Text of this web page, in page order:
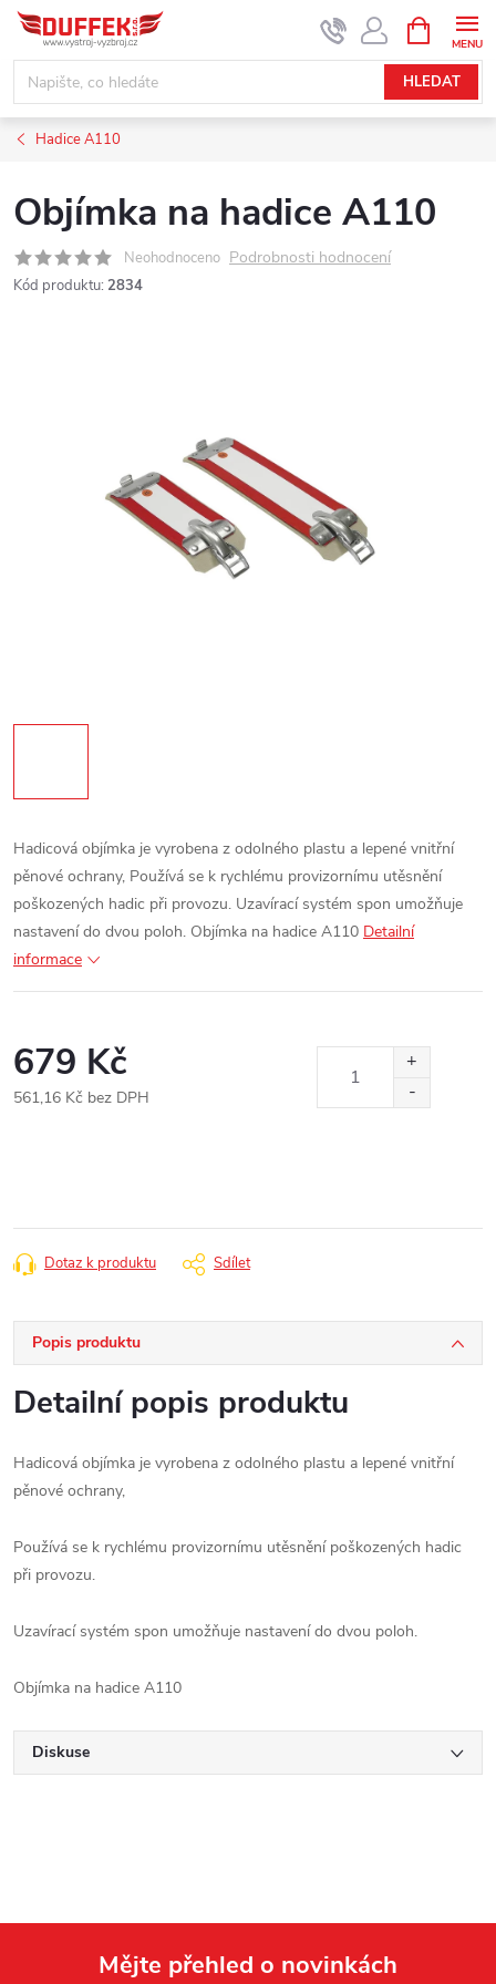
Přejít
obsah
HLEDAT
NÁKUPNÍ
KOŠÍK
Hadice A110
Objímka na hadice A110
Neohodnoceno Podrobnosti hodnocení
Kód produktu: 2834
Hadicová objímka je vyrobena z odolného plastu a lepené vnitřní
pěnové ochrany, Používá se k rychlému provizornímu utěsnění
poškozených hadic při provozu. Uzavírací systém spon umožňuje
nastavení do dvou poloh. Objímka na hadice A110 Detailní
informace
679 Kč
561,16 Kč bez DPH
Dotaz k produktu Sdílet
Popis produktu
Detailní popis produktu
Hadicová objímka je vyrobena z odolného plastu a lepené vnitřní
pěnové ochrany,
Používá se k rychlému provizornímu utěsnění poškozených hadic
při provozu.
Uzavírací systém spon umožňuje nastavení do dvou poloh.
Objímka na hadice A110
Diskuse
Mějte přehled o novinkách